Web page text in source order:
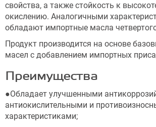
свойства, а также стойкость к
окислению. Аналогичными
обладают импортные масла
Продукт производится на основе
масел с добавлением импортных
Преимущества
●Обладает улучшенными
антиокислительными и
характеристиками;